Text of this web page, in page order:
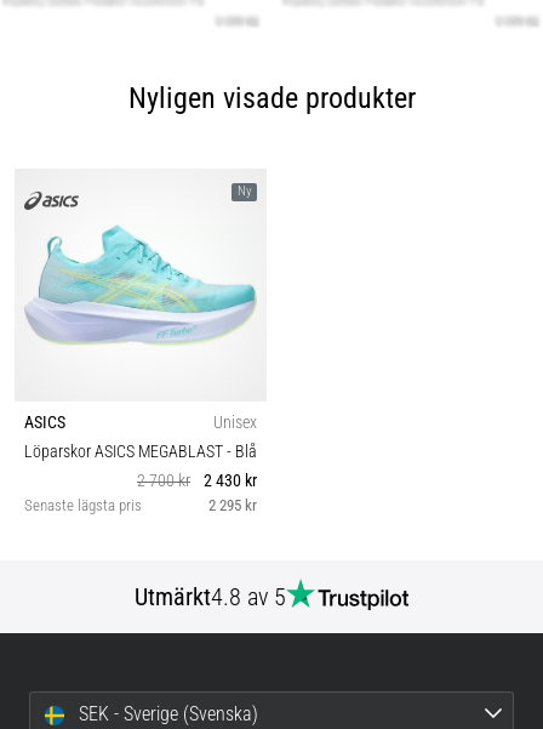
Nyligen visade produkter
Ny
ASICS
Unisex
Löparskor ASICS MEGABLAST- Blå
2 700 kr
2 430 kr
Senaste lägsta pris 2 295 kr
Utmärkt4.8 av 5
SEK - Sverige (Svenska)